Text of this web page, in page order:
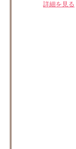
詳細を見る